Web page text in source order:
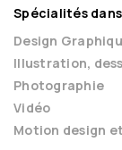
Spécialités
Design
Illustration,
Photographie
Vidéo
Motion design